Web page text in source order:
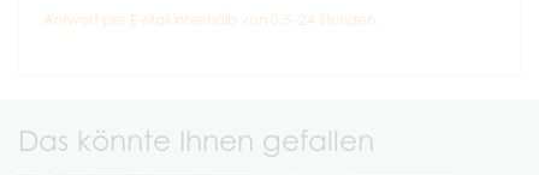
Antwort per E-Mail innerhalb von 0,5–24 Stunden.
Das könnte Ihnen gefallen